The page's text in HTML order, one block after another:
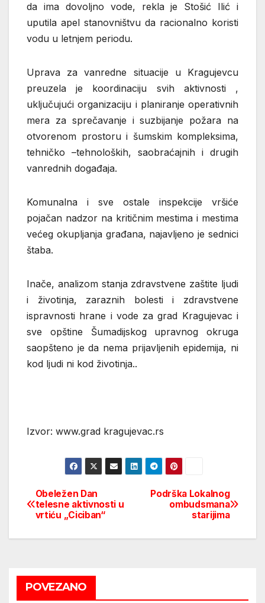
da ima dovoljno vode, rekla je Stošić Ilić i
uputila apel stanovništvu da racionalno koristi
vodu u letnjem periodu.
Uprava za vanredne situacije u Kragujevcu
preuzela je koordinaciju svih aktivnosti ,
uključujući organizaciju i planiranje operativnih
mera za sprečavanje i suzbijanje požara na
otvorenom prostoru i šumskim kompleksima,
tehničko –tehnoloških, saobraćajnih i drugih
vanrednih događaja.
Komunalna i sve ostale inspekcije vršiće
pojačan nadzor na kritičnim mestima i mestima
većeg okupljanja građana, najavljeno je sednici
štaba.
Inače, analizom stanja zdravstvene zaštite ljudi
i životinja, zaraznih bolesti i zdravstvene
ispravnosti hrane i vode za grad Kragujevac i
sve opštine Šumadijskog upravnog okruga
saopšteno je da nema prijavljenih epidemija, ni
kod ljudi ni kod životinja..
Izvor: www.grad kragujevac.rs
Post
navigation
Podrška Lokalnog
ombudsmana
starijima
Obeležen Dan
telesne aktivnosti u
vrtiću „Ciciban“
POVEZANO